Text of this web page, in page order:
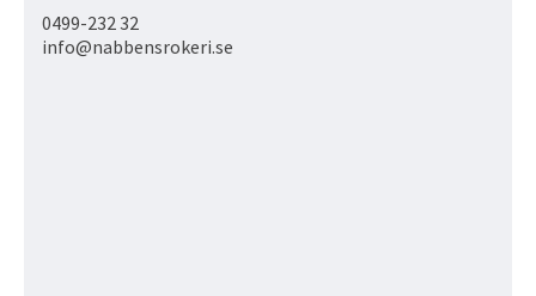
0499-232 32
info@nabbensrokeri.se